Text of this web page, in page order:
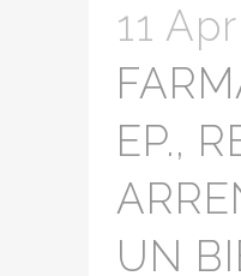
11 Apr
EP.,
UN